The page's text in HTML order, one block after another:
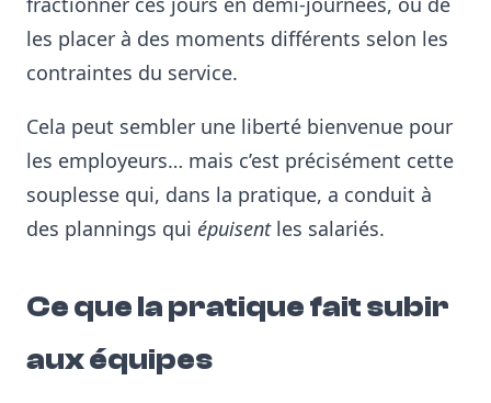
les placer à des moments différents selon les
contraintes du service.
Cela peut sembler une liberté bienvenue pour
les employeurs… mais c’est précisément cette
souplesse qui, dans la pratique, a conduit à
des plannings qui épuisentles salariés.
Ce que la pratique fait subir
aux équipes